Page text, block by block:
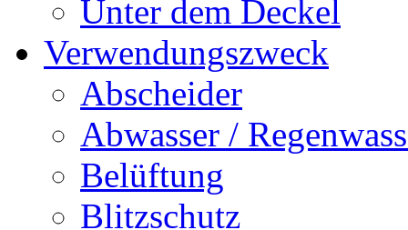
Unter dem Deckel
Verwendungszweck
Abscheider
Abwasser /
Belüftung
Blitzschutz